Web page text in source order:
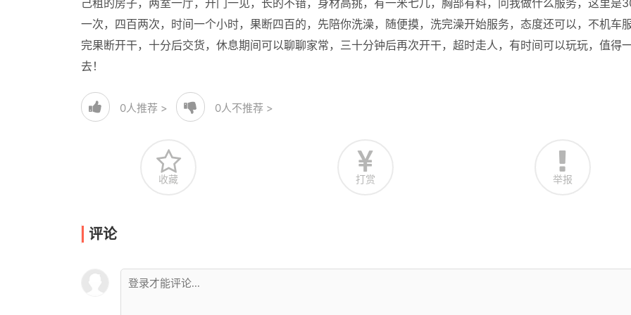
己租的房子，两室一厅，开门一见，长的不错，身材高挑，有一米七几，胸部有料，问我做什么服务，这里是
一次，四百两次，时间一个小时，果断四百的，先陪你洗澡，随便摸，洗完澡开始服务，态度还可以，不机车
完果断开干，十分后交货，休息期间可以聊聊家常，三十分钟后再次开干，超时走人，有时间可以玩玩，值得
去！
0人推荐 > 0人不推荐 >
收藏 打赏 举报
评论